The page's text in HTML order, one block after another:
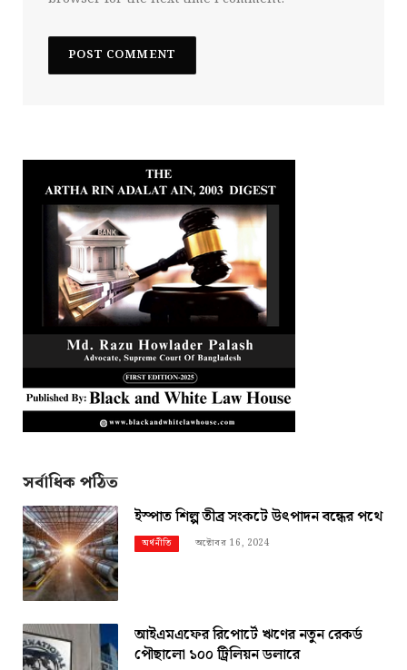
সর্বাধিক পঠিত
ইস্পাত শিল্প তীব্র সংকটে উৎপাদন বন্ধের পথে
অর্থনীতি অক্টোবর 16, 2024
আইএমএফের রিপোর্টে ঋণের নতুন রেকর্ড
পৌছালো ১০০ ট্রিলিয়ন ডলারে